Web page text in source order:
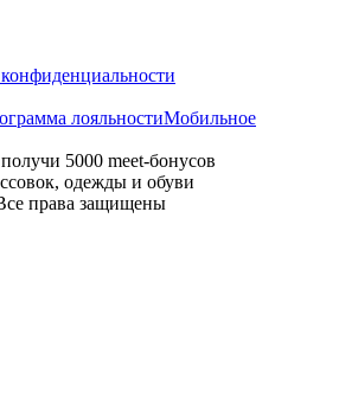
лояльностиМобильное
5000 meet-бонусов
одежды и обуви
права защищены